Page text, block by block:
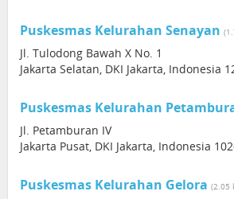
Puskesmas Kelurahan Senayan
Jl. Tulodong Bawah X No. 1
Jakarta Selatan, DKI Jakarta, Indonesia
Puskesmas Kelurahan
Jl. Petamburan IV
Jakarta Pusat, DKI Jakarta, Indonesia
Puskesmas Kelurahan Gelora (2.05